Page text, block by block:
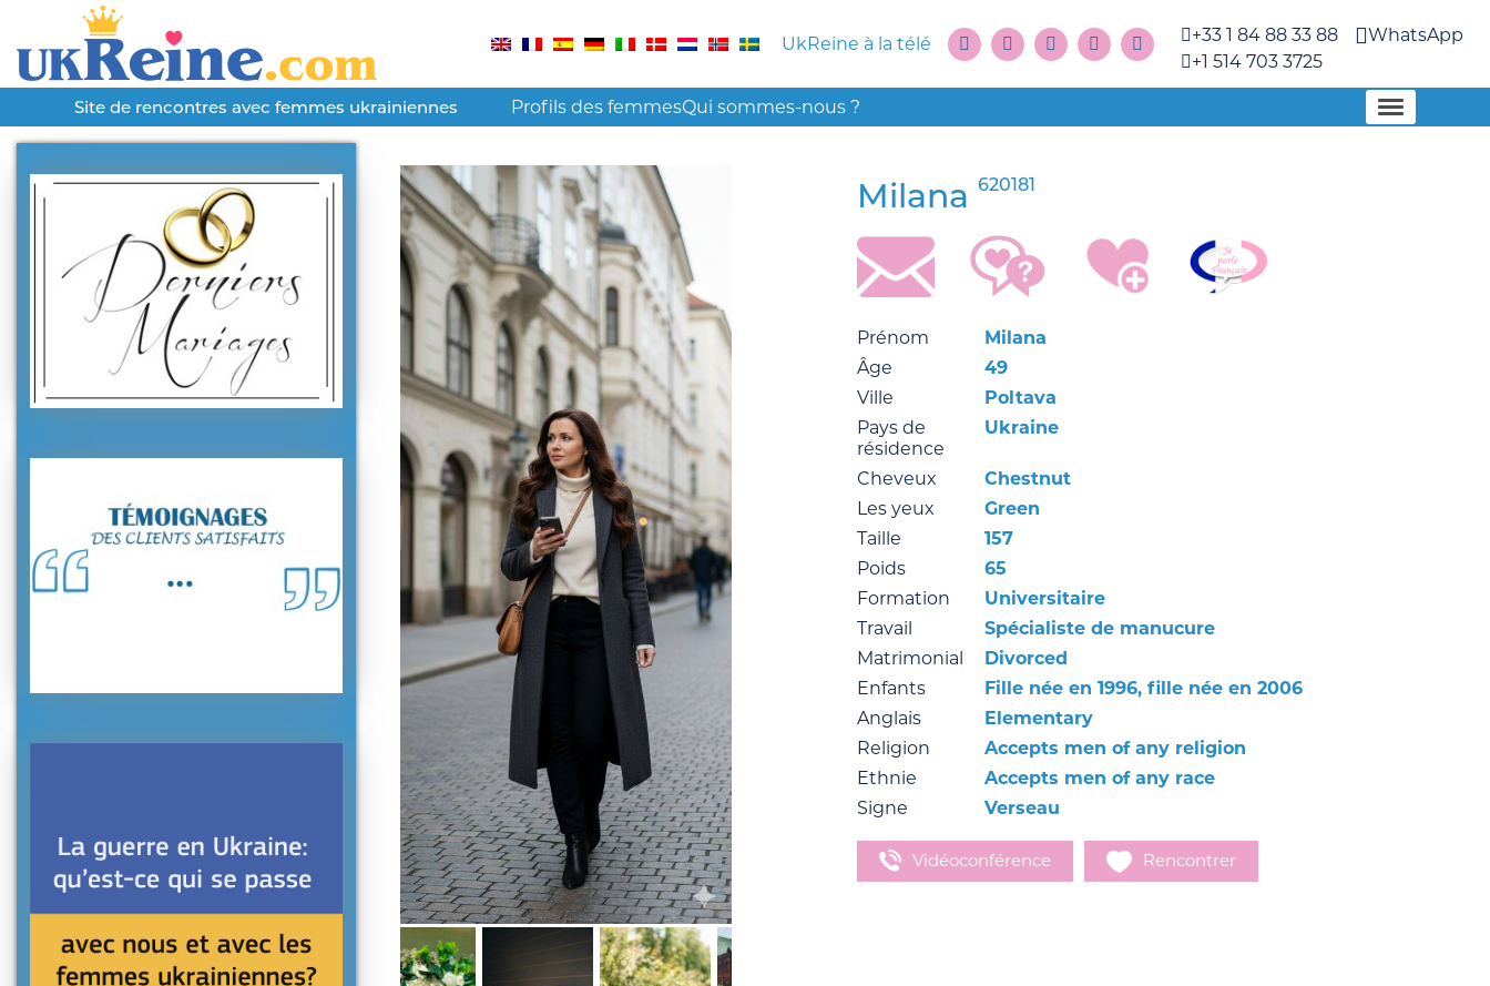
UkReine à la télé
+33 1 84 88 33 88
+1 514 703 3725
WhatsApp
Site de rencontres avec femmes ukrainiennes Profils des femmesQui sommes-nous ?
Milana 620181
Prénom
Milana
Âge
49
Ville
Poltava
Pays de
résidence
Ukraine
Cheveux
Chestnut
Les yeux
Green
Taille
157
Poids
65
Formation
Universitaire
Travail
Spécialiste de manucure
Matrimonial
Divorced
Enfants
Fille née en 1996, fille née en 2006
Anglais
Elementary
Religion
Accepts men of any religion
Ethnie
Accepts men of any race
Signe
Verseau
Vidéoconférence Rencontrer